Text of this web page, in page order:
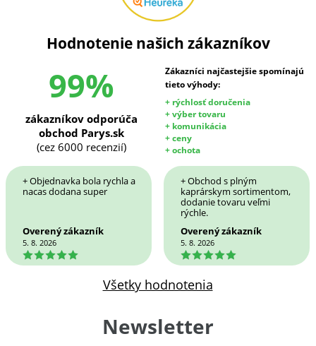
Hodnotenie našich zákazníkov
99%
Zákazníci najčastejšie spomínajú
tieto výhody:
+ rýchlosť doručenia
+ výber tovaru
+ komunikácia
+ ceny
+ ochota
zákazníkov odporúča
obchod Parys.sk
(cez 6000 recenzií)
+ Objednavka bola rychla a
nacas dodana super
Overený zákazník
5. 8. 2026
5
+ Obchod s plným
kaprárskym sortimentom,
dodanie tovaru veľmi
rýchle.
Overený zákazník
5. 8. 2026
5
Všetky hodnotenia
Newsletter